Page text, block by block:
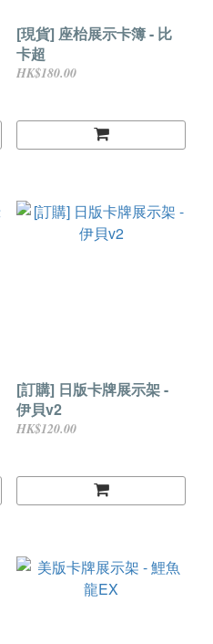
[現貨] 座枱展示卡簿 - 比
卡超
HK$180.00
[訂購] 日版卡牌展示架 -
伊貝v2
HK$120.00